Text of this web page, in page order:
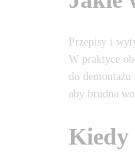
Przepisy i
W praktyce
do
aby brudna
Kiedy